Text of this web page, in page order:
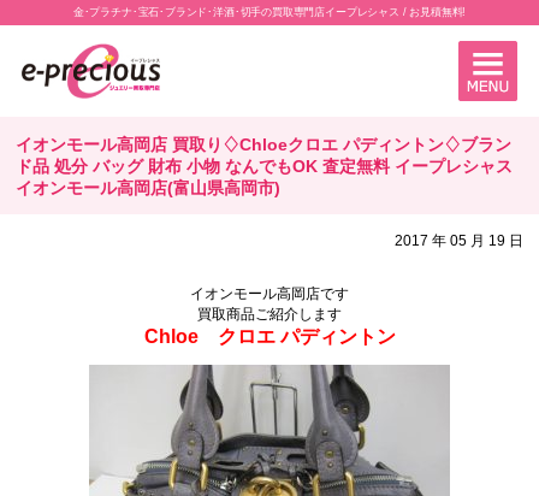
金･プラチナ･宝石･ブランド･洋酒･切手の買取専門店イープレシャス / お見積無料!
イオンモール高岡店 買取り♢Chloeクロエ パディントン♢ブラン
ド品 処分 バッグ 財布 小物 なんでもOK 査定無料 イープレシャス
イオンモール高岡店(富山県高岡市)
2017 年 05 月 19 日
イオンモール高岡店です
買取商品ご紹介します
Chloe クロエ パディントン